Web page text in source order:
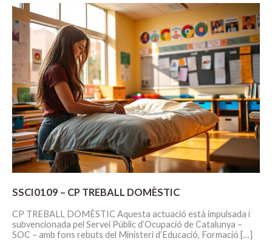
SSCI0109 – CP TREBALL DOMÈSTIC
CP TREBALL DOMÈSTIC Aquesta actuació està impulsada i
subvencionada pel Servei Públic d’Ocupació de Catalunya –
SOC – amb fons rebuts del Ministeri d’Educació, Formació […]